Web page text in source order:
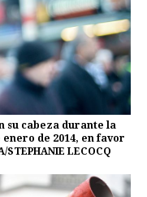
su cabeza durante la
de 2014, en favor
LECOCQ